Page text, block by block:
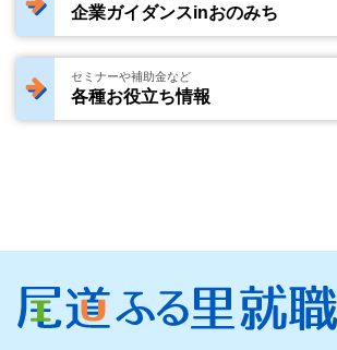
企業ガイダンスinおのみち
セミナーや補助金など
各種お役立ち情報